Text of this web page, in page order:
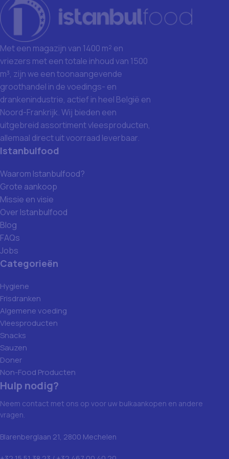
Met een magazijn van 1400 m² en
vriezers met een totale inhoud van 1500
m³, zijn we een toonaangevende
groothandel in de voedings- en
drankenindustrie, actief in heel België en
Noord-Frankrijk. Wij bieden een
uitgebreid assortiment vleesproducten,
allemaal direct uit voorraad leverbaar.
Istanbulfood
Waarom Istanbulfood?
Grote aankoop
Missie en visie
Over Istanbulfood
Blog
FAQs
Jobs
Categorieën
Hygiene
Frisdranken
Algemene voeding
Vleesproducten
Snacks
Sauzen
Doner
Non-Food Producten
Hulp nodig?
Neem contact met ons op voor uw bulkaankopen en andere
vragen.
Blarenberglaan 21, 2800 Mechelen